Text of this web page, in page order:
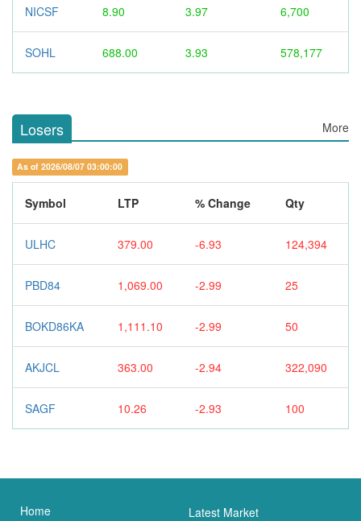
NICSF 8.90 3.97 6,700
SOHL 688.00 3.93 578,177
Losers More
As of 2026/08/07 03:00:00
Symbol LTP % Change Qty
ULHC 379.00 -6.93 124,394
PBD84 1,069.00 -2.99 25
BOKD86KA 1,111.10 -2.99 50
AKJCL 363.00 -2.94 322,090
SAGF 10.26 -2.93 100
Home Latest Market